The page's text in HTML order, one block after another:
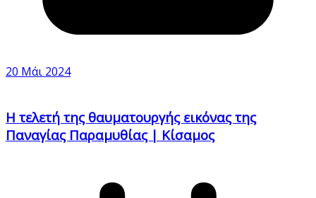
20 Μάι 2024
Η τελετή της θαυματουργής εικόνας της
Παναγίας Παραμυθίας | Κίσαμος